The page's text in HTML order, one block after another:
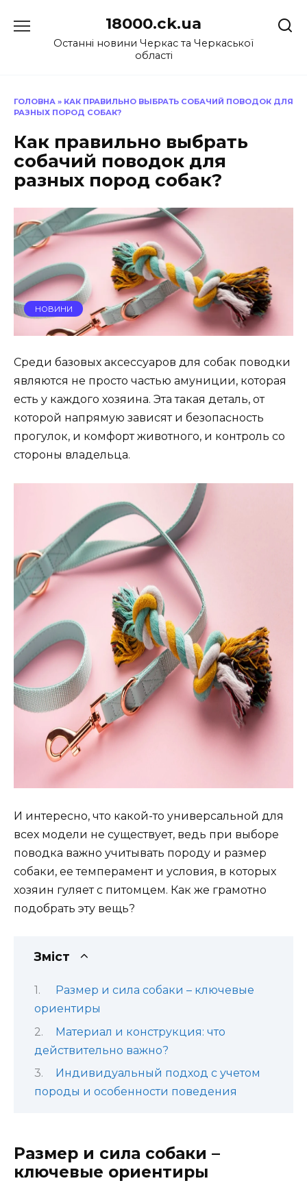
до
18000.ck.ua
Останні новини Черкас та Черкаської
області
ГОЛОВНА » КАК ПРАВИЛЬНО ВЫБРАТЬ СОБАЧИЙ ПОВОДОК ДЛЯ
РАЗНЫХ ПОРОД СОБАК?
Как правильно выбрать
собачий поводок для
разных пород собак?
НОВИНИ
Среди базовых аксессуаров для собак поводки
являются не просто частью амуниции, которая
есть у каждого хозяина. Эта такая деталь, от
которой напрямую зависят и безопасность
прогулок, и комфорт животного, и контроль со
стороны владельца.
И интересно, что какой-то универсальной для
всех модели не существует, ведь при выборе
поводка важно учитывать породу и размер
собаки, ее темперамент и условия, в которых
хозяин гуляет с питомцем. Как же грамотно
подобрать эту вещь?
Зміст
Размер и сила собаки – ключевые
ориентиры
Материал и конструкция: что
действительно важно?
Индивидуальный подход с учетом
породы и особенности поведения
Размер и сила собаки –
ключевые ориентиры